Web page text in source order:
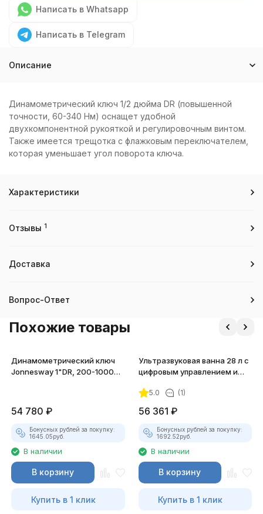
Написать в Whatsapp
Написать в Telegram
Описание
Динамометрический ключ 1/2 дюйма DR (повышенной
точности, 60-340 Нм) оснащет удобной
двухкомпонентной рукояткой и регулировочным винтом.
Также имеется трещотка с флажковым переключателем,
которая уменьшает угол поворота ключа.
Характеристики
Отзывы 1
Доставка
Вопрос-Ответ
Похожие товары
Динамометрический ключ
Jonnesway 1"DR, 200-1000
54 780 ₽
Бонусных рублей за покупку:
1645.05руб.
В наличии
В корзину
Купить в 1 клик
Ультразвуковая ванна 28 л с
цифровым управлением и
5.0 (1)
56 361 ₽
Бонусных рублей за покупку:
1692.52руб.
В наличии
В корзину
Купить в 1 клик